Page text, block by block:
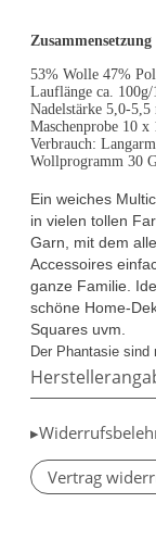
Zusammensetzung
53% Wolle 47%
Lauflänge ca. 100g/
Nadelstärke 5,0-5,5
Maschenprobe 10
Verbrauch:
Wollprogramm 30
Ein weiches
in vielen tollen
Garn, mit dem
Accessoires
ganze Familie.
schöne Home-
Squares uvm.
Der Phantasie sind
Vertrag